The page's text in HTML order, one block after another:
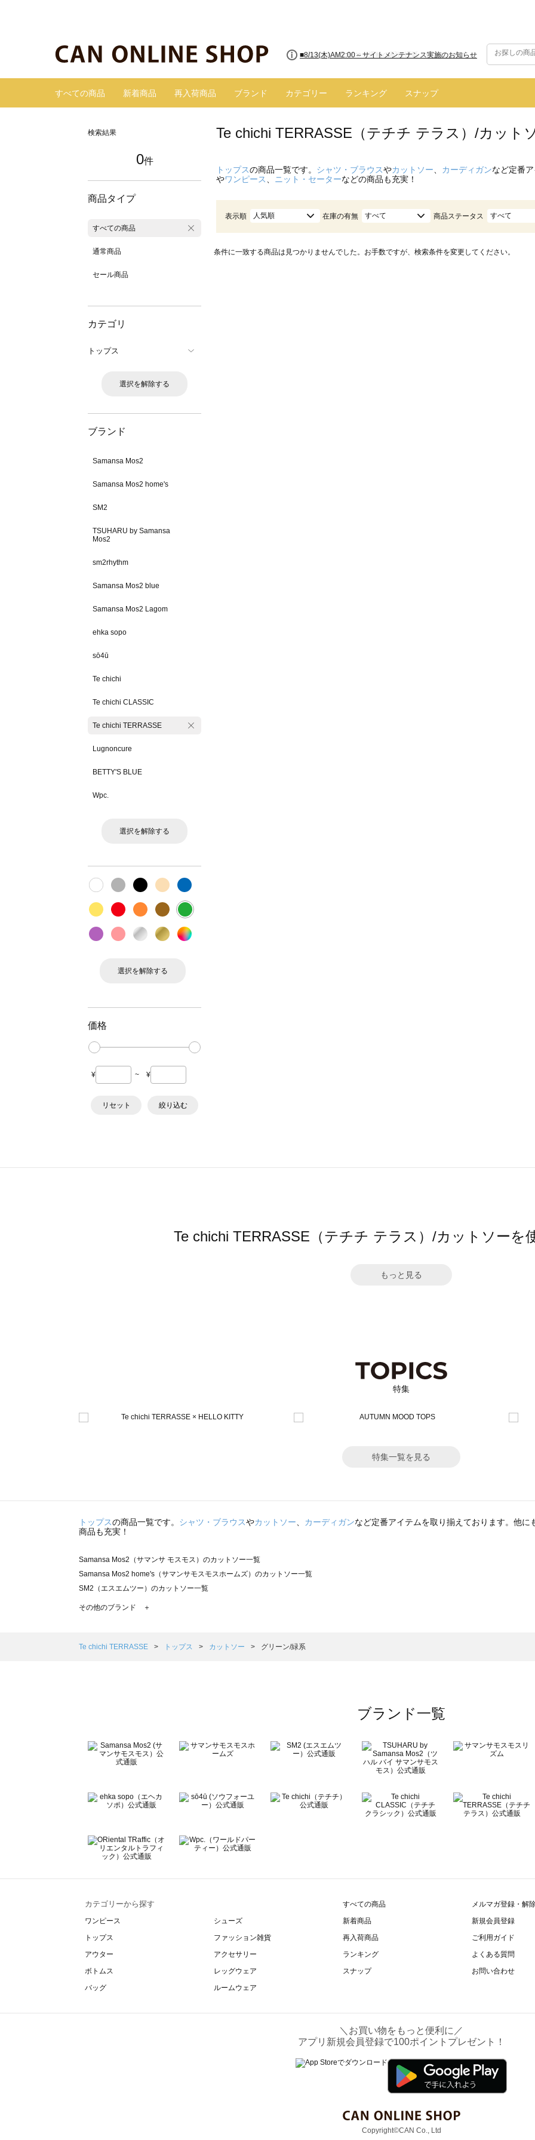
■8/13(木)AM2:00～サイトメンテナンス実施のお知らせ
すべての商品 新着商品 再入荷商品 ブランド カテゴリー ランキング スナップ
検索結果
0件
商品タイプ
すべての商品
通常商品
セール商品
カテゴリ
トップス
選択を解除する
ブランド
Samansa Mos2
Samansa Mos2 home's
SM2
TSUHARU by Samansa
Mos2
sm2rhythm
Samansa Mos2 blue
Samansa Mos2 Lagom
ehka sopo
sō4ū
Te chichi
Te chichi CLASSIC
Te chichi TERRASSE
Lugnoncure
BETTY'S BLUE
Wpc.
選択を解除する
選択を解除する
価格
¥ ~ ¥
リセット 絞り込む
Te chichi TERRASSE（テチチ テラス）/カット
トップスの商品一覧です。 シャツ・ブラウスやカットソー カーディガンなど定番
やワンピース ニット・セーターなどの商品も充実！
表示順 人気順 在庫の有無 すべて 商品ステータス すべて
条件に一致する商品は見つかりませんでした。お手数ですが、検索条件を変更してください。
Te chichi TERRASSE（テチチ テラス）/カットソーを
もっと見る
特集
特集一覧を見る
トップスの商品一覧です。 シャツ・ブラウスやカットソー カーディガンなど定番アイテムを取り揃えております。他に
商品も充実！
Samansa Mos2（サマンサ モスモス）のカットソー一覧
Samansa Mos2 home's（サマンサモスモスホームズ）のカットソー一覧
SM2（エスエムツー）のカットソー一覧
TSUHARU by Samansa Mos2（ツハルバイサマンサモスモス）のカットソー一覧
Samansa Mos2 Lagom（サマンサモスモス ラーゴム）のカットソー一覧
BETTY'S BLUE（べティーズブルー）のカットソー一覧
Wpc.（ワールドパーティー）のカットソー一覧
その他のブランド ＋
Te chichi TERRASSE トップス カットソー グリーン/緑系
ブランド一覧
カテゴリーから探す
ワンピース
トップス
アウター
ボトムス
バッグ
シューズ
ファッション雑貨
アクセサリー
レッグウェア
ルームウェア
すべての商品
新着商品
再入荷商品
ランキング
スナップ
メルマガ登録・解
新規会員登録
ご利用ガイド
よくある質問
お問い合わせ
＼お買い物をもっと便利に／
アプリ新規会員登録で100ポイントプレゼント！
Copyright©CAN Co., Ltd